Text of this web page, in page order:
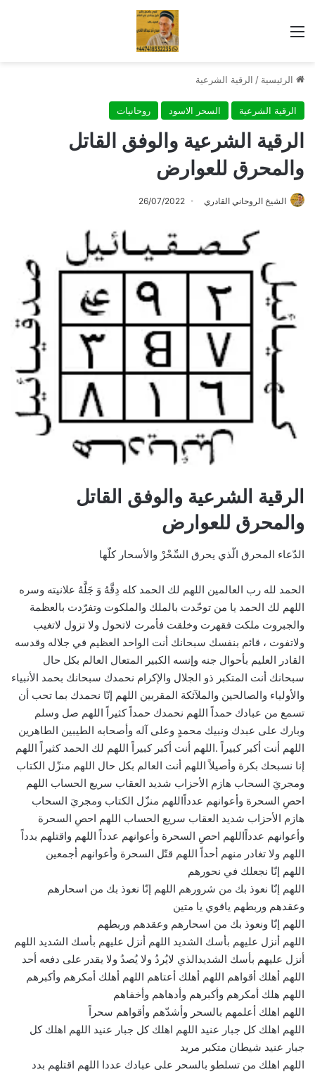
القائمة
الرئيسية / الرقية الشرعية
الرقية الشرعية السحر الاسود روحانيات
الرقية الشرعية والوفق القاتل
والمحرق للعوارض
الشيخ الروحاني القادري 26/07/2022
الرقية الشرعية والوفق القاتل
والمحرق للعوارض
الدّعاء المحرق الّذي يحرق السِّحْرْ والأسحار كلّها
الحمد لله رب العالمين اللهم لك الحمد كله دِقَّهُ وَ جَلَّهُ علانيته وسره
اللهم لك الحمد يا من توحّدت بالملك والملكوت وتفرّدت بالعظمة
والجبروت ملكت فقهرت وخلقت فأمرت لاتحول ولا تزول لاتغيب
ولاتفوت ، قائم بنفسك سبحانك أنت الواحد العظيم في جلاله وقدسه
القادر العليم بأحوال جنه وإنسه الكبير المتعال العالم بكل حال
سبحانك أنت المتكبر ذو الجلال والإكرام نحمدك سبحانك بحمد الأنبياء
والأولياء والصالحين والملآئكة المقربين اللهم إنّا نحمدك بما تحب أن
تسمع من عبادك حمداً اللهم نحمدك حمداً كثيراً اللهم صل وسلم
وبارك على عبدك ونبيك محمدٍ وعلى آله وأصحابه الطيبين الطاهرين
اللهم أنت أكبر كبيراً .اللهم أنت أكبر كبيراً اللهم لك الحمد كثيراً اللهم
إنا نسبحك بكرة وأصيلاً اللهم أنت العالم بكل حال اللهم منزّل الكتاب
ومجريَ السحاب هازم الأحزاب شديد العقاب سريع الحساب اللهم
احصِ السحرة وأعوانهم عدداًاللهم منزّل الكتاب ومجريَ السحاب
هازم الأحزاب شديد العقاب سريع الحساب اللهم احصِ السحرة
وأعوانهم عدداًاللهم احصِ السحرة وأعوانهم عدداً اللهم واقتلهم بدداً
اللهم ولا تغادر منهم أحداً اللهم قتّل السحرة وأعوانهم أجمعين
اللهم إنّا نجعلك في نحورهم
اللهم إنّا نعوذ بك من شرورهم اللهم إنّا نعوذ بك من اسحارهم
وعقدهم وربطهم ياقوي يا متين
اللهم إنّا ونعوذ بك من اسحارهم وعقدهم وربطهم
اللهم أنزل عليهم بأسك الشديد اللهم أنزل عليهم بأسك الشديد اللهم
أنزل عليهم بأسك الشديدالذي لايُردُ ولا يُصدُ ولا يقدر على دفعه أحد
اللهم أهلك أقواهم اللهم أهلك أعتاهم اللهم أهلك أمكرهم وأكبرهم
اللهم هلك أمكرهم وأكبرهم وأدهاهم وأخفاهم
اللهم اهلك أعلمهم بالسحر وأشدّهم وأقواهم سحراً
اللهم اهلك كل جبار عنيد اللهم اهلك كل جبار عنيد اللهم اهلك كل
جبار عنيد شيطان متكبر مريد
اللهم اهلك من تسلطو بالسحر على عبادك عددا اللهم اقتلهم بدد